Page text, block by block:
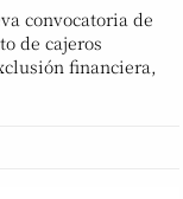
convocatoria de
de cajeros
financiera,